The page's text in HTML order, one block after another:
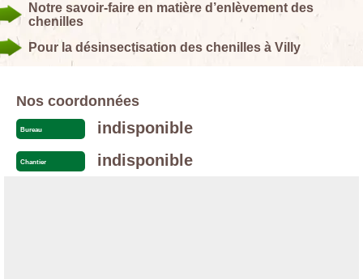
Notre savoir-faire en matière d’enlèvement des
chenilles
Pour la désinsectisation des chenilles à Villy
Nos coordonnées
Bureau indisponible
Chantier indisponible